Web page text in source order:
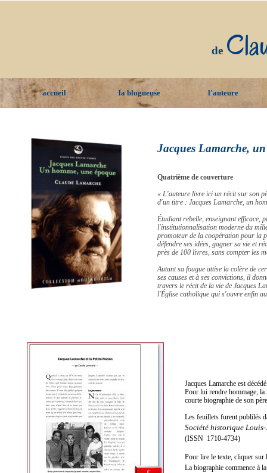
Jacques Lamarche,
Quatrième de couverture
« L'auteure livre ici un récit sur son
d'un titre : Jacques Lamarche, un
Étudiant rebelle, enseignant efficace,
l'institutionnalisation moderne du
promoteur de la coopération pour la
défendre ses idées, gagner sa vie et
près de 100 livres, sans compter les
Autant sa fougue attise la colère de
ses causes et à ses convictions, il
travers le récit de la vie de Jacques
l'Église catholique qui s'ouvre enfin
Jacques Lamarche est
Pour lui rendre hommage, la
courte biographie de son
Les feuillets furent publilés
Société historique
(ISSN 1710-4734)
Pour lire le texte, cliquer
La biographie commence à
accueil la blogueuse l'auteure
de